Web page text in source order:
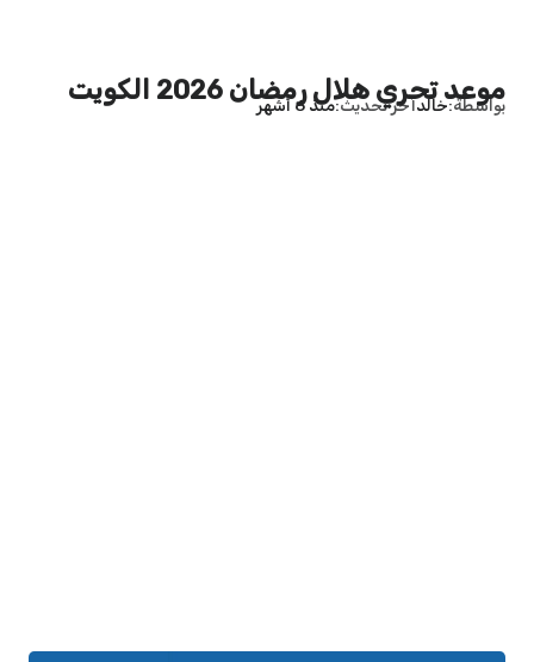
موعد تحري هلال رمضان 2026 الكويت
بواسطة خالدآخر تحديث منذ 6 أشهر